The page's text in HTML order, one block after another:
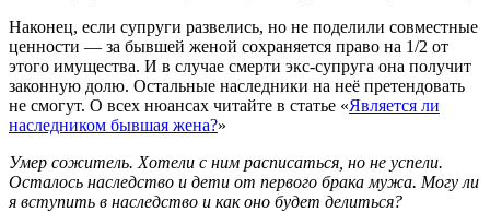
Наконец, если супруги развелись, но не поделили совместные
ценности — за бывшей женой сохраняется право на 1/2 от
этого имущества. И в случае смерти экс-супруга она получит
законную долю. Остальные наследники на неё претендовать
не смогут. О всех нюансах читайте в статье «Является ли
наследником бывшая жена?»
Умер сожитель. Хотели с ним расписаться, но не успели.
Осталось наследство и дети от первого брака мужа. Могу ли
я вступить в наследство и как оно будет делиться?